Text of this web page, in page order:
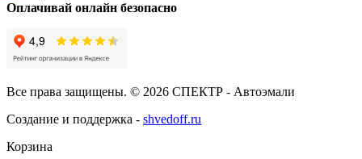
Оплачивай онлайн безопасно
Все права защищены. © 2026 СПЕКТР - Автоэмали
Создание и поддержка - shvedoff.ru
Корзина